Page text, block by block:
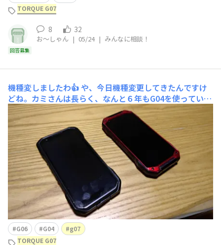
げで、タモで救出することができました。今のレッドだ
TORQUE G07
回答募集
8 32
お〜しゃん | 05/24 | みんなに相談！
機種変しましたわ👍️ や、今日機種変更してきたんですけ
どね。カミさんは長らく、なんと６年もG04を使ってい
て、今日同時にG07に機種変したわけです。画像はお役目
が終わったカミさんのG04と私のG06です。どっちがどっ
ちか、パッと見には分からんでしょ(笑)そしてこの画像
が、私のG06と新しいG07です。さあ！どっちがどっち
G06 G04
g07
TORQUE G07